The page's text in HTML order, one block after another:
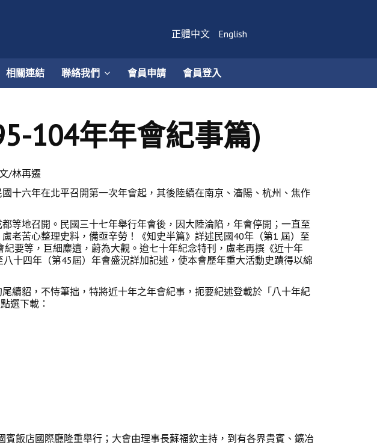
正體中文 English
相關連結 聯絡我們 會員申請 會員登入
104年年會紀事篇)
/林再遷
六年在北平召開第一次年會起，其後陸續在南京、瀋陽、杭州、焦作
地召開。民國三十七年舉行年會後，因大陸淪陷，年會停開；一直至
老苦心整理史料，備亟辛勞！《知史半篇》詳述民國40年（第1 屆）至
要等，巨細麋遺，蔚為大觀。迨七十年紀念特刊，盧老再撰《近十年
十四年（第45屆）年會盛況詳加記述，使本會歷年重大活動史蹟得以綿
貂，不恃筆拙，特將近十年之年會紀事，扼要紀述登載於「八十年紀
選下載：
飯店國際廳隆重舉行；大會由理事長蘇福欽主持，到有各界貴賓、鑛冶